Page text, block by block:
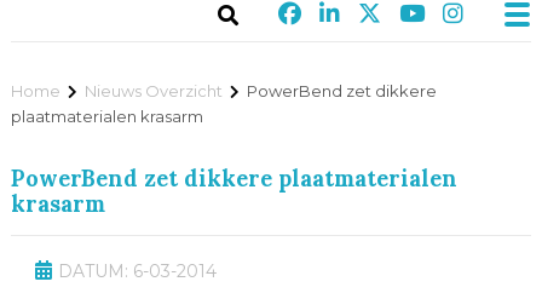
Home Nieuws Overzicht
PowerBend zet dikkere
plaatmaterialen krasarm
PowerBend zet dikkere plaatmaterialen
krasarm
DATUM: 6-03-2014